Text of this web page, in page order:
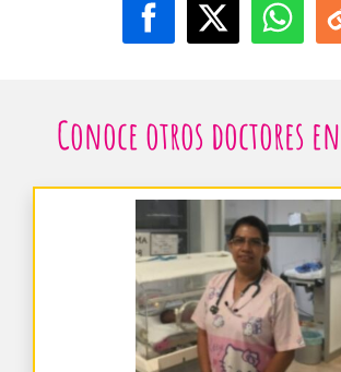
Conoce otros doctores